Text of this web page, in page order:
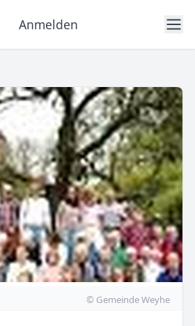
Anmelden
© Gemeinde Weyhe